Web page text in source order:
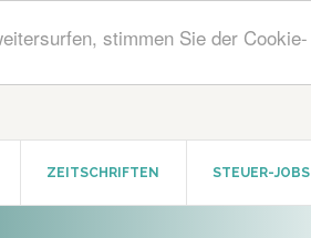
stimmen Sie der Cookie-
ZEITSCHRIFTEN STEUER-JOBS